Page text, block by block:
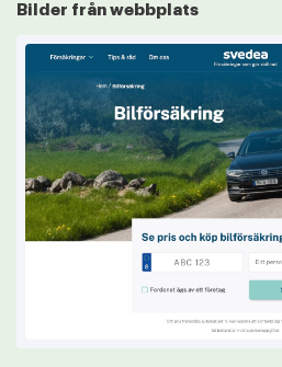
Bilder från webbplats